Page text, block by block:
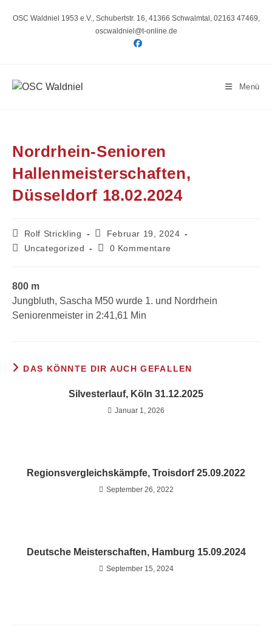
InhaltOSC Waldniel 1953 e.V., Schubertstr. 16, 41366 Schwalmtal, 02163 47469,
oscwaldniel@t-online.de
Menü
Nordrhein-Senioren
Hallenmeisterschaften,
Düsseldorf 18.02.2024
Beitrags-
Autor:
Rolf Strickling
Beitrag
veröffentlicht:
Februar 19, 2024
Beitrags-
Uncategorized
Beitrags-
0 Kommentare
800 m
Jungbluth, Sascha M50 wurde 1. und Nordrhein
Seniorenmeister in 2:41,61 Min
DAS KÖNNTE DIR AUCH GEFALLEN
Silvesterlauf, Köln 31.12.2025
Januar 1, 2026
Regionsvergleichskämpfe, Troisdorf 25.09.2022
September 26, 2022
Deutsche Meisterschaften, Hamburg 15.09.2024
September 15, 2024